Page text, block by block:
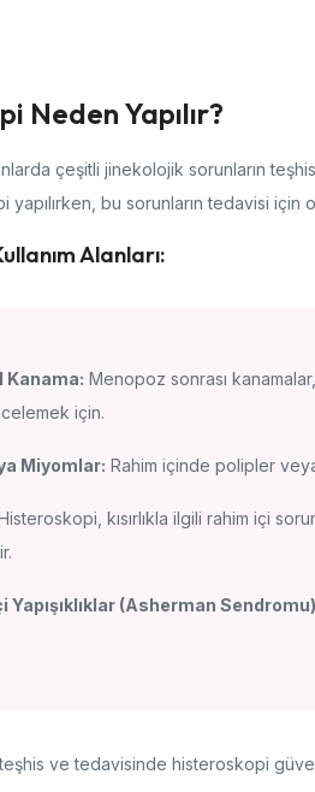
Neden Yapılır?
çeşitli jinekolojik sorunların
yapılırken, bu sorunların tedavisi için
Alanları:
Kanama: Menopoz sonrası
için.
Miyomlar: Rahim içinde polipler
kısırlıkla ilgili rahim içi
Yapışıklıklar (Asherman
ve tedavisinde histeroskopi